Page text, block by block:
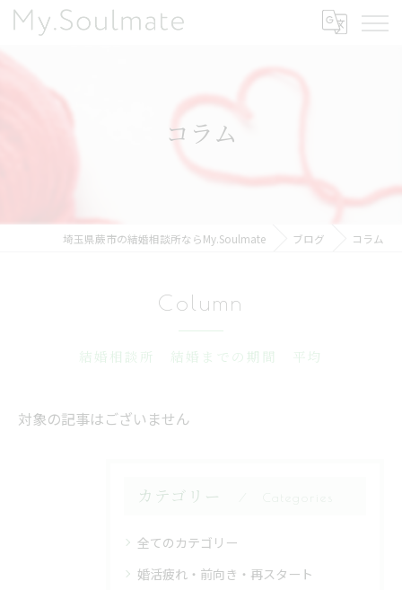
コラム
埼玉県蕨市の結婚相談所ならMy.Soulmate ブログ コラム
Column
結婚相談所 結婚までの期間 平均
対象の記事はございません
カテゴリー
全てのカテゴリー
婚活疲れ・前向き・再スタート